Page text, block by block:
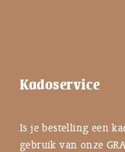
Kadoservice
Is je bestelling een
gebruik van onze